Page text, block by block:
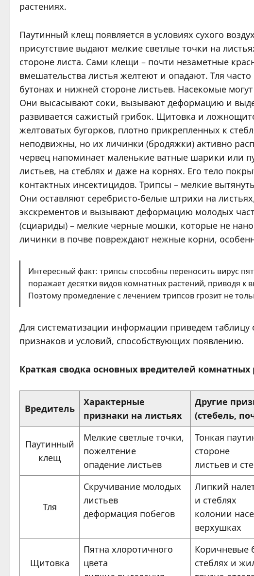
растениях.
Паутинный клещ появляется в условиях сухого
присутствие выдают мелкие светлые точки на
стороне листа. Сами клещи – почти незаметные
вмешательства листья желтеют и опадают. Тля
бутонах и нижней стороне листьев. Насекомые
Они высасывают соки, вызывают деформацию и
развивается сажистый грибок. Щитовка и
желтоватых бугорков, плотно прикрепленных к
неподвижны, но их личинки (бродяжки) активно
червец напоминает маленькие ватные шарики или
листьев, на стеблях и даже на корнях. Его тело
контактных инсектицидов. Трипсы – мелкие
Они оставляют серебристо-белые штрихи на
экскрементов и вызывают деформацию молодых
(сциариды) – мелкие черные мошки, которые не
личинки в почве повреждают нежные корни,
Интересный факт: трипсы способны переносить вирус
поражает десятки видов комнатных растений, приводя к
Поэтому промедление с лечением трипсов грозит не
Для систематизации информации приведем
признаков и условий, способствующих появлению.
Краткая сводка основных вредителей комнатных
Вредитель
Характерные
признаки на листьях
Другие
(стебель,
Паутинный
клещ
Мелкие светлые точки,
пожелтение
опадение листьев
Тонкая
стороне
листьев и
Тля
Скручивание молодых
листьев
деформация побегов
Липкий
и стеблях
колонии
верхушках
Щитовка
Пятна хлоротичного
цвета
Коричневые
стеблях и